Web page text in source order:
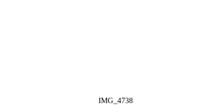
IMG_4738